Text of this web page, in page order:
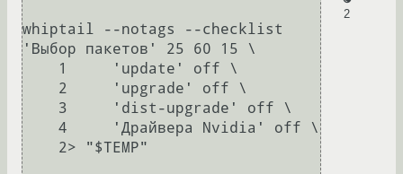
2
whiptail --notags --checklist
'Выбор пакетов' 25 60 15 \